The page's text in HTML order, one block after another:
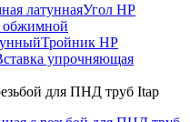
латуннаяУгол НР
обжимной
Тройник НР
упрочняющая
для ПНД труб Itap